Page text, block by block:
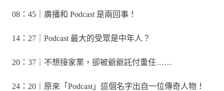
08：45｜廣播和 Podcast 是兩回事！
14：27｜Podcast 最大的受眾是中年人？
20：37｜不想接家業，卻被爺爺託付重任……
24：20｜原來「Podcast」這個名字出自一位傳奇人物！